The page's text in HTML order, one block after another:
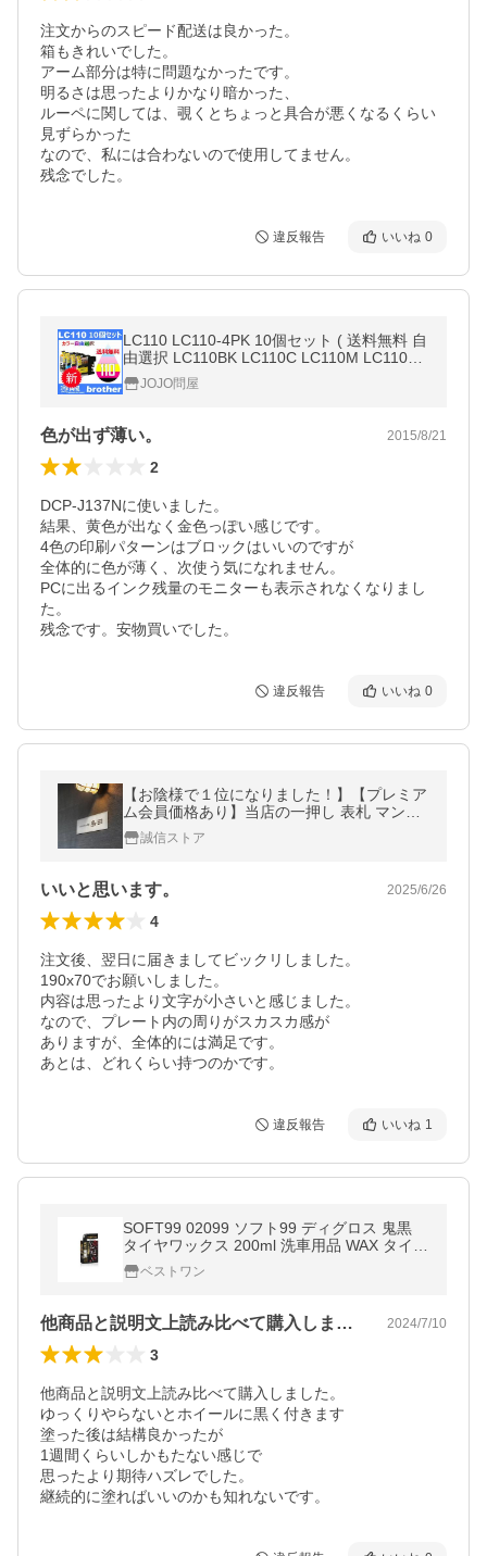
注文からのスピード配送は良かった。
箱もきれいでした。
アーム部分は特に問題なかったです。
明るさは思ったよりかなり暗かった、
ルーペに関しては、覗くとちょっと具合が悪くなるくらい
見ずらかった
なので、私には合わないので使用してません。
残念でした。
違反報告 いいね 0
LC110 LC110-4PK 10個セット ( 送料無料 自
由選択 LC110BK LC110C LC110M LC110Y )
互換インク BR社 最新バージョンICチップ付
JOJO問屋
色が出ず薄い。 2015/8/21
2
DCP-J137Nに使いました。
結果、黄色が出なく金色っぽい感じです。
4色の印刷パターンはブロックはいいのですが
全体的に色が薄く、次使う気になれません。
PCに出るインク残量のモニターも表示されなくなりまし
た。
残念です。安物買いでした。
違反報告 いいね 0
【お陰様で１位になりました！】【プレミア
ム会員価格あり】当店の一押し 表札 マンシ
ョン ポスト シール ステンレス ネームプレー
ト 番地 漢字 gs-nmpl-1010b
誠信ストア
いいと思います。 2025/6/26
4
注文後、翌日に届きましてビックリしました。
190x70でお願いしました。
内容は思ったより文字が小さいと感じました。
なので、プレート内の周りがスカスカ感が
ありますが、全体的には満足です。
あとは、どれくらい持つのかです。
違反報告 いいね 1
SOFT99 02099 ソフト99 ディグロス 鬼黒
タイヤワックス 200ml 洗車用品 WAX タイヤ
ベストワン
他商品と説明文上読み比べて購入しました… 2024/7/10
3
他商品と説明文上読み比べて購入しました。
ゆっくりやらないとホイールに黒く付きます
塗った後は結構良かったが
1週間くらいしかもたない感じで
思ったより期待ハズレでした。
継続的に塗ればいいのかも知れないです。